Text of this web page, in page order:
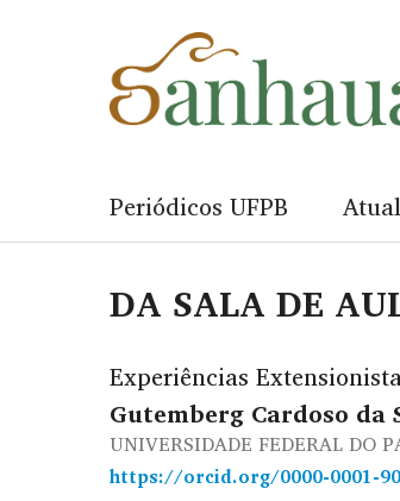
Periódicos UFPB Atual
DA SALA DE
Experiências
Gutemberg Cardoso da
UNIVERSIDADE FEDERAL DO
https://orcid.org/0000-0001-